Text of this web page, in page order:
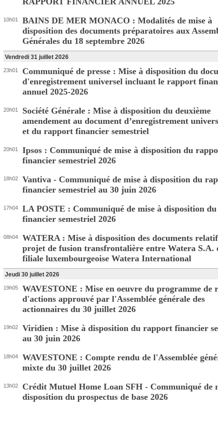
10h01
BAINS DE MER MONACO : Modalités de mise à
disposition des documents préparatoires aux
Générales du 18 septembre 2026
Vendredi 31 juillet 2026
23h01
Communiqué de presse : Mise à disposition du
d'enregistrement universel incluant le rapport
annuel 2025-2026
20h01
Société Générale : Mise à disposition du deuxième
amendement au document d’enregistrement
et du rapport financier semestriel
20h01
Ipsos : Communiqué de mise à disposition du
financier semestriel 2026
18h02
Vantiva - Communiqué de mise à disposition du
financier semestriel au 30 juin 2026
17h04
LA POSTE : Communiqué de mise à disposition
financier semestriel 2026
08h04
WATERA : Mise à disposition des documents
projet de fusion transfrontalière entre Watera S.A.
filiale luxembourgeoise Watera International
Jeudi 30 juillet 2026
19h05
WAVESTONE : Mise en oeuvre du programme de
d'actions approuvé par l'Assemblée générale des
actionnaires du 30 juillet 2026
19h02
Viridien : Mise à disposition du rapport financier
au 30 juin 2026
18h04
WAVESTONE : Compte rendu de l'Assemblée
mixte du 30 juillet 2026
13h02
Crédit Mutuel Home Loan SFH - Communiqué de
disposition du prospectus de base 2026